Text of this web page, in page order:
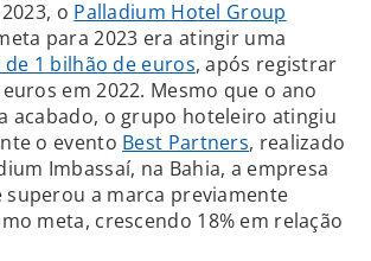
o Palladium Hotel Group
para 2023 era atingir uma
1 bilhão de euros, após registrar
em 2022. Mesmo que o ano
acabado, o grupo hoteleiro atingiu
o evento Best Partners, realizado
Imbassaí, na Bahia, a empresa
superou a marca previamente
meta, crescendo 18% em relação